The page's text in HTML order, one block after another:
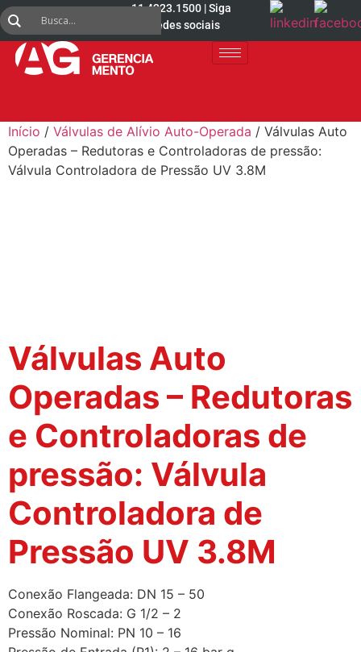
11 4223.1500 | Siga
nas redes sociais
Início / Válvulas de Alívio Auto-Operada / Válvulas Auto
Operadas – Redutoras e Controladoras de pressão:
Válvula Controladora de Pressão UV 3.8M
Válvulas Auto
Operadas – Redutoras
e Controladoras de
pressão: Válvula
Controladora de
Pressão UV 3.8M
Conexão Flangeada: DN 15 – 50
Conexão Roscada: G 1/2 – 2
Pressão Nominal: PN 10 – 16